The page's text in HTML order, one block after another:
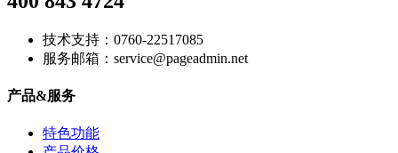
技术支持：0760-22517085
服务邮箱：service@pageadmin.net
产品&服务
特色功能